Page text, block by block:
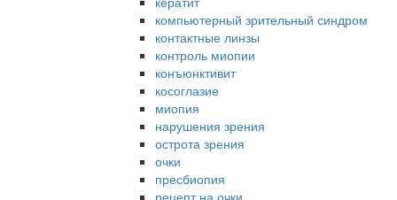
компьютерный зрительный синдром
контактные линзы
контроль миопии
конъюнктивит
косоглазие
миопия
нарушения зрения
острота зрения
очки
пресбиопия